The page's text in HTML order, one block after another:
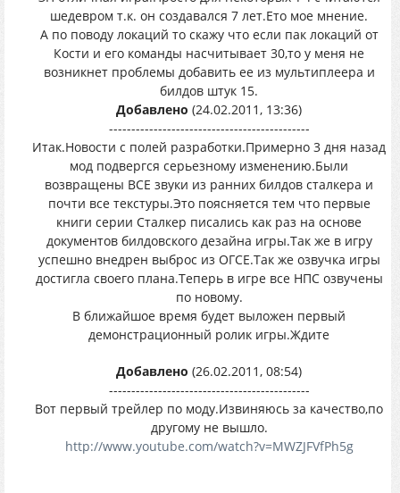
шедевром т.к. он создавался 7 лет.Ето мое мнение.
А по поводу локаций то скажу что если пак локаций от
Кости и его команды насчитывает 30,то у меня не
возникнет проблемы добавить ее из мультиплеера и
билдов штук 15.
Добавлено (24.02.2011, 13:36)
---------------------------------------------
Итак.Новости с полей разработки.Примерно 3 дня назад
мод подвергся серьезному изменению.Были
возвращены ВСЕ звуки из ранних билдов сталкера и
почти все текстуры.Это поясняется тем что первые
книги серии Сталкер писались как раз на основе
документов билдовского дезайна игры.Так же в игру
успешно внедрен выброс из ОГСЕ.Так же озвучка игры
достигла своего плана.Теперь в игре все НПС озвучены
по новому.
В ближайшое время будет выложен первый
демонстрационный ролик игры.Ждите
Добавлено (26.02.2011, 08:54)
---------------------------------------------
Вот первый трейлер по моду.Извиняюсь за качество,по
другому не вышло.
http://www.youtube.com/watch?v=MWZJFVfPh5g